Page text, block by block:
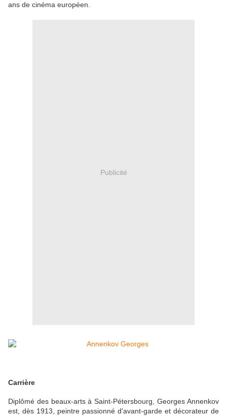
ans de cinéma européen.
Publicité
Carrière
Diplômé des beaux-arts à Saint-Pétersbourg, Georges Annenkov
est, dès 1913, peintre passionné d'avant-garde et décorateur de